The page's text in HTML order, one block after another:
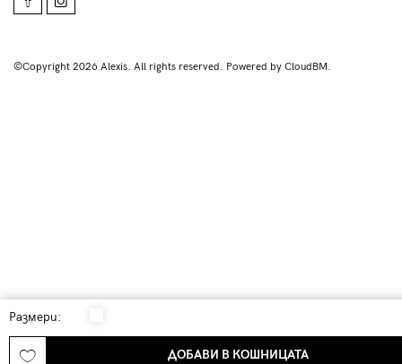
Размери:
ДОБАВИ В КОШНИЦАТА
©Copyright 2026 Alexis. All rights reserved. Powered by CloudBM.